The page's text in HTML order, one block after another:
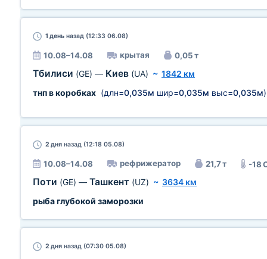
1 день назад (12:33 06.08)
10.08–14.08 крытая 0,05 т
Тбилиси (GE) — Киев (UA) ~ 1842 км
тнп в коробках (длн=0,035м шир=0,035м выс=0,035м)
2 дня назад (12:18 05.08)
10.08–14.08 рефрижератор 21,7 т -18
Поти (GE) — Ташкент (UZ) ~ 3634 км
рыба глубокой заморозки
2 дня назад (07:30 05.08)